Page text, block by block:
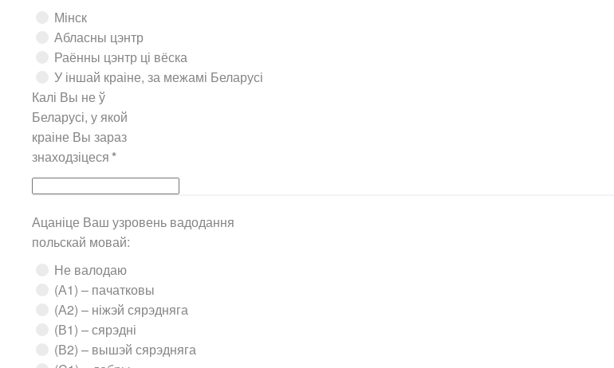
Мінск
Абласны цэнтр
Раённы цэнтр ці вёска
У іншай краіне, за межамі Беларусі
Калі Вы не ў
Беларусі, у якой
краіне Вы зараз
знаходзіцеся*
Ацаніце Ваш узровень вадодання
польскай мовай:
Не валодаю
(А1) – пачатковы
(А2) – ніжэй сярэдняга
(В1) – сярэдні
(В2) – вышэй сярэдняга